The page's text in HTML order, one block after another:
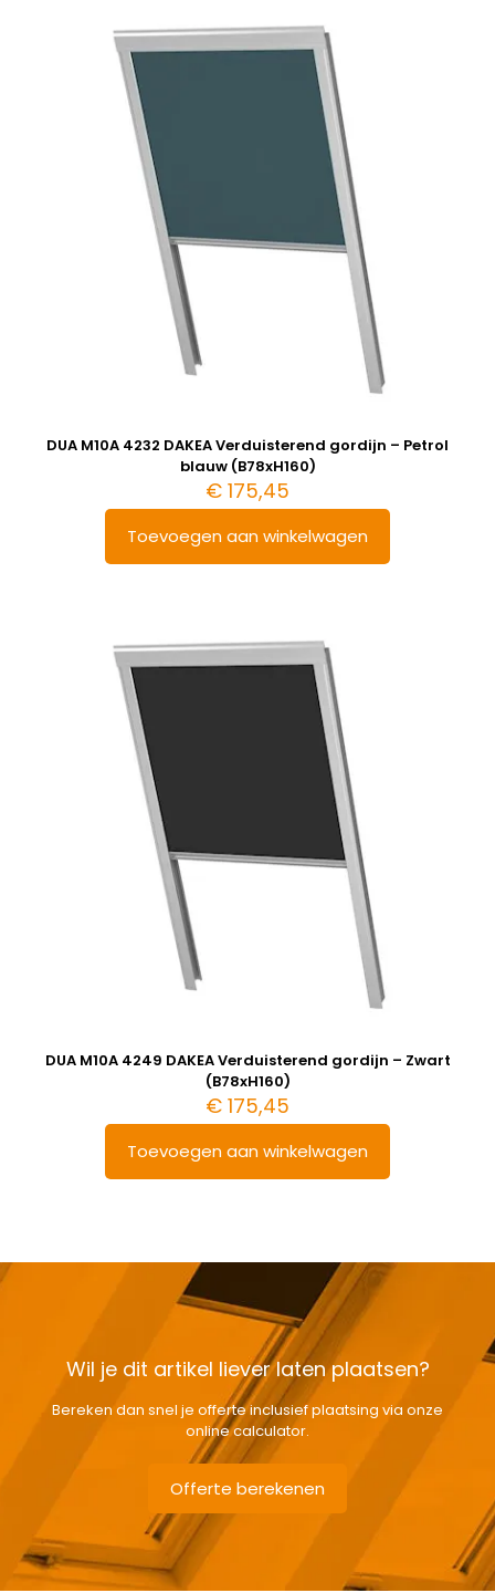
DUA M10A 4232 DAKEA Verduisterend gordijn – Petrol
blauw (B78xH160)
€ 175,45
Toevoegen aan winkelwagen
DUA M10A 4249 DAKEA Verduisterend gordijn – Zwart
(B78xH160)
€ 175,45
Toevoegen aan winkelwagen
Wil je dit artikel liever laten plaatsen?
Bereken dan snel je offerte inclusief plaatsing via onze
online calculator.
Offerte berekenen